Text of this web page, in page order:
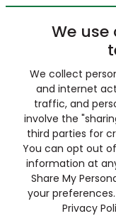
We
We collect
and internet
traffic, and
involve the
third parties for
You can opt out
information at
Share My
your
Privacy